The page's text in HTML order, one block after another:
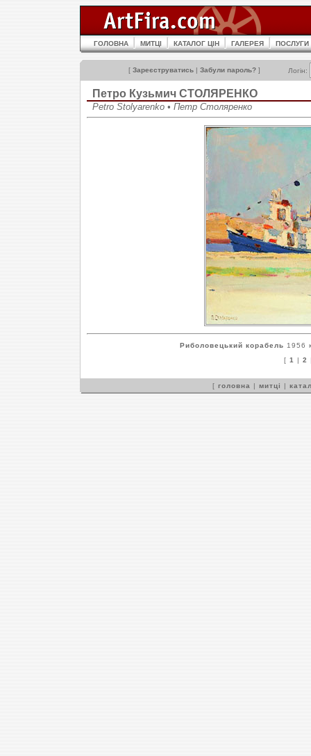
ГОЛОВНА МИТЦІ КАТАЛОГ ЦІН ГАЛЕРЕЯ ПОСЛУГИ
[ Зареєструватись | Забули пароль? ] Логін:
Петро Кузьмич СТОЛЯРЕНКО
Petro Stolyarenko • Петр Столяренко
Риболовецький корабель 1956
[ 1 | 2
[ головна | митці |